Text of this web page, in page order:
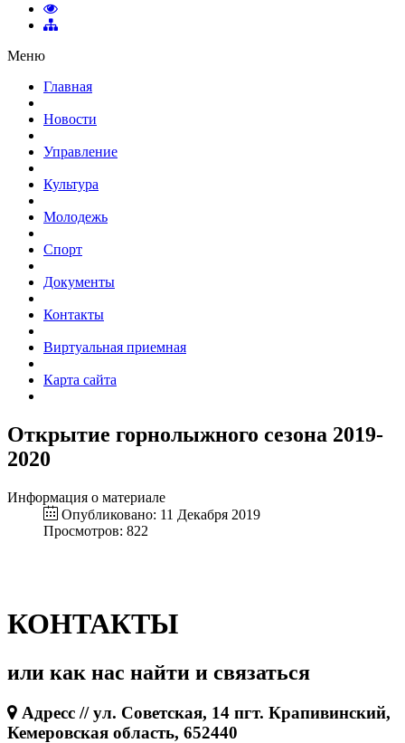
Меню
Главная
Новости
Управление
Культура
Молодежь
Спорт
Документы
Контакты
Виртуальная приемная
Карта сайта
Открытие горнолыжного сезона 2019-
2020
Информация о материале
Опубликовано: 11 Декабря 2019
Просмотров: 822
КОНТАКТЫ
или как нас найти и связаться
Адресс // ул. Советская, 14 пгт. Крапивинский,
Кемеровская область, 652440